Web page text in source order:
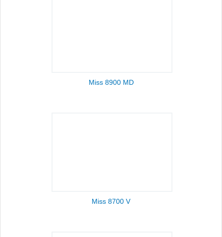
Miss 8900 MD
Miss 8700 V